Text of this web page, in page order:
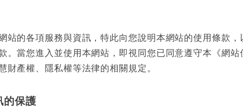
站的各項服務與資訊，特此向您說明本網站的使用條款
。當您進入並使用本網站，即視同您已同意遵守本《網
財產權、隱私權等法律的相關規定。
的保護